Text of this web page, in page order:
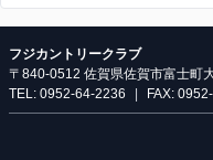
フジカントリークラブ
〒840-0512 佐賀県佐賀市富士町
TEL: 0952-64-2236
FAX: